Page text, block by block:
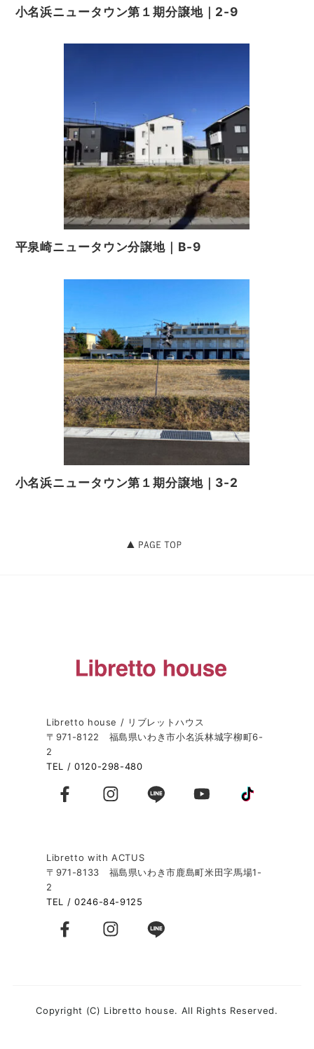
合であって，その旨並びに共同して利用される個人情報の
項目，共同して利用する者の範囲，利用する者の利用目的
第５条（個人情報の開示）
当社は，本人から個人情報の開示を求められたときは，本
人に対し，遅滞なくこれを開示します。ただし，開示する
ことにより次のいずれかに該当する場合は，その全部また
は一部を開示しないこともあり，開示しない決定をした場
合には，その旨を遅滞なく通知します。なお，個人情報の
開示に際しては，１件あたり１，０００円の手数料を申し
受けます。
（1）本人または第三者の生命，身体，財産その他の権利
利益を害するおそれがある場合
（2）当社の業務の適正な実施に著しい支障を及ぼすおそ
第６条（個人情報の訂正および削除）
ユーザーは，当社の保有する自己の個人情報が誤った情報
である場合には，当社が定める手続きにより，当社に対し
て個人情報の訂正または削除を請求することができます。
当社は，ユーザーから前項の請求を受けてその請求に応じ
報の訂正または削除を行い，これをユーザーに通知しま
す。
当社は，本人から，個人情報が，利用目的の範囲を超えて
て，本人の権利利益を保護するために必要なこれに代わる
べき措置をとれる場合は，この代替策を講じます。
本ポリシーの内容は，ユーザーに通知することなく，変更
することができるものとします。
当社が別途定める場合を除いて，変更後のプライバシーポ
リシーは，本ウェブサイトに掲載したときから効力を生じ
るものとします。
本ポリシーに関するお問い合わせは，下記の窓口までお願
トハウス）
小名浜ニュータウン第１期分譲地｜2-9
平泉崎ニュータウン分譲地｜B-9
小名浜ニュータウン第１期分譲地｜3-2
Libretto house / リブレットハウス
〒971-8122 福島県いわき市小名浜林城字柳町6-
2
TEL / 0120-298-480
Libretto with ACTUS
〒971-8133 福島県いわき市鹿島町米田字馬場1-
2
TEL / 0246-84-9125
Copyright (C) Libretto house. All Rights Reserved.